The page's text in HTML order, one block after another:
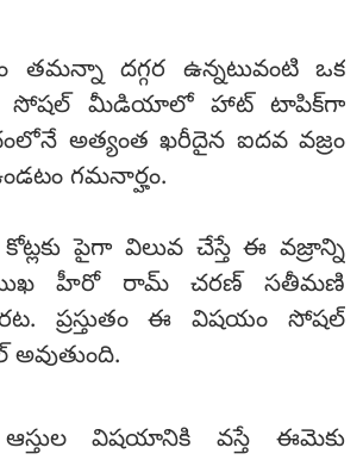
తమన్నా దగ్గర ఉన్నటువంటి ఒక
సోషల్ మీడియాలో హాట్ టాపిక్‌గా
అత్యంత ఖరీదైన ఐదవ వజ్రం
గమనార్హం.
పైగా విలువ చేస్తే ఈ వజ్రాన్ని
హీరో రామ్ చరణ్ సతీమణి
ప్రస్తుతం ఈ విషయం సోషల్
విషయానికి వస్తే ఈమెకు